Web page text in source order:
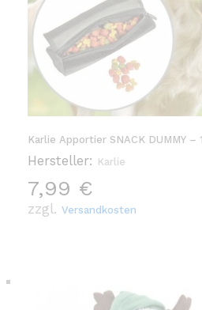
Karlie Apportier SNACK DUMMY –
Hersteller: Karlie
7,99 €
zzgl. Versandkosten